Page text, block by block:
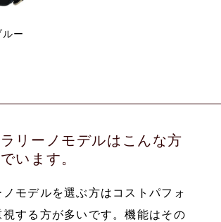
ー
リーノモデルはこんな方
います。
ノモデルを選ぶ方はコストパフォ
視する方が多いです。機能はその